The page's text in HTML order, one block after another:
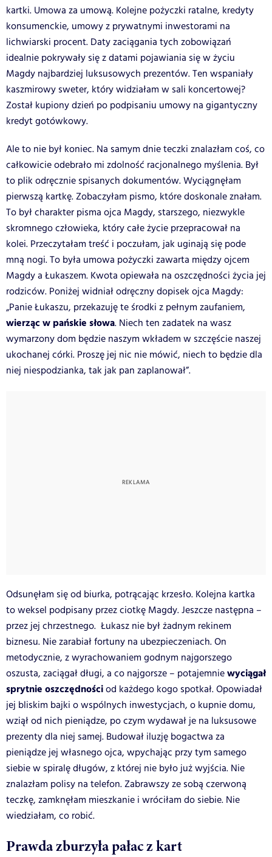
kartki. Umowa za umową. Kolejne pożyczki ratalne, kredyty
konsumenckie, umowy z prywatnymi inwestorami na
lichwiarski procent. Daty zaciągania tych zobowiązań
idealnie pokrywały się z datami pojawiania się w życiu
Magdy najbardziej luksusowych prezentów. Ten wspaniały
kaszmirowy sweter, który widziałam w sali koncertowej?
Został kupiony dzień po podpisaniu umowy na gigantyczny
kredyt gotówkowy.
Ale to nie był koniec. Na samym dnie teczki znalazłam coś, co
całkowicie odebrało mi zdolność racjonalnego myślenia. Był
to plik odręcznie spisanych dokumentów. Wyciągnęłam
pierwszą kartkę. Zobaczyłam pismo, które doskonale znałam.
To był charakter pisma ojca Magdy, starszego, niezwykle
skromnego człowieka, który całe życie przepracował na
kolei. Przeczytałam treść i poczułam, jak uginają się pode
mną nogi. To była umowa pożyczki zawarta między ojcem
Magdy a Łukaszem. Kwota opiewała na oszczędności życia jej
rodziców. Poniżej widniał odręczny dopisek ojca Magdy:
„Panie Łukaszu, przekazuję te środki z pełnym zaufaniem,
wierząc w pańskie słowa. Niech ten zadatek na wasz
wymarzony dom będzie naszym wkładem w szczęście naszej
ukochanej córki. Proszę jej nic nie mówić, niech to będzie dla
niej niespodzianka, tak jak pan zaplanował”.
Odsunęłam się od biurka, potrącając krzesło. Kolejna kartka
to weksel podpisany przez ciotkę Magdy. Jeszcze następna –
przez jej chrzestnego. Łukasz nie był żadnym rekinem
biznesu. Nie zarabiał fortuny na ubezpieczeniach. On
metodycznie, z wyrachowaniem godnym najgorszego
oszusta, zaciągał długi, a co najgorsze – potajemniewyciągał
sprytnie oszczędnościod każdego kogo spotkał. Opowiadał
jej bliskim bajki o wspólnych inwestycjach, o kupnie domu,
wziął od nich pieniądze, po czym wydawał je na luksusowe
prezenty dla niej samej. Budował iluzję bogactwa za
pieniądze jej własnego ojca, wpychając przy tym samego
siebie w spiralę długów, z której nie było już wyjścia. Nie
znalazłam polisy na telefon. Zabrawszy ze sobą czerwoną
teczkę, zamknęłam mieszkanie i wróciłam do siebie. Nie
wiedziałam, co robić.
Prawda zburzyła pałac z kart